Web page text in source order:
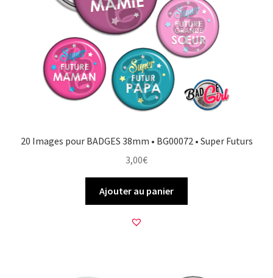
20 Images pour BADGES 38mm • BG00072 • Super Futurs
3,00€
Ajouter au panier